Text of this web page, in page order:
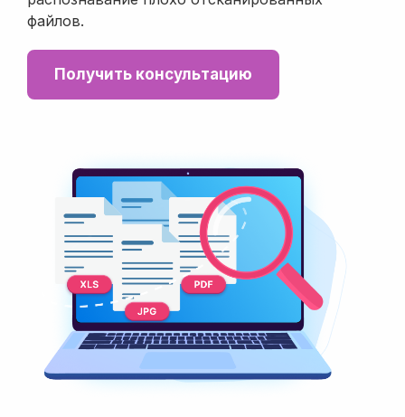
файлов.
Получить консультацию